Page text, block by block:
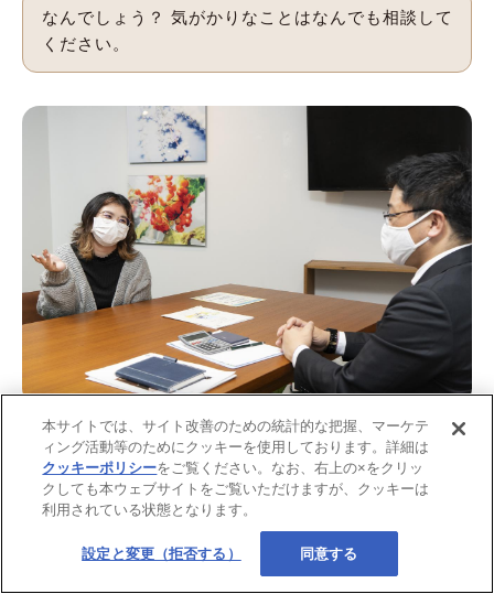
なんでしょう？ 気がかりなことはなんでも相談して
ください。
本サイトでは、サイト改善のための統計的な把握、マーケテ
ィング活動等のためにクッキーを使用しております。詳細は
クッキーポリシーをご覧ください。なお、右上の×をクリッ
クしても本ウェブサイトをご覧いただけますが、クッキーは
利用されている状態となります。
設定と変更（拒否する） 同意する